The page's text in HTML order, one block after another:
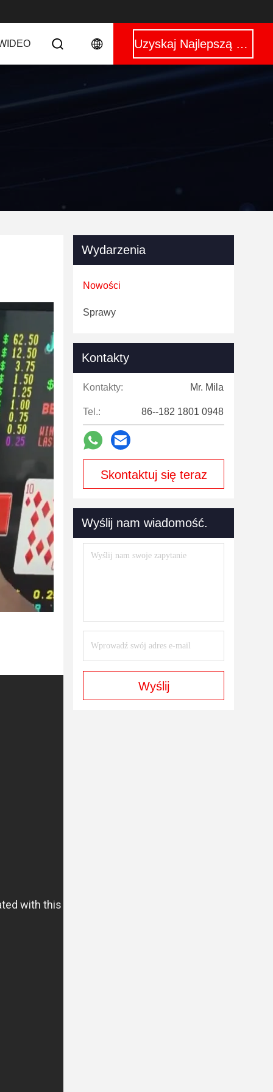
Uzyskaj Najlepszą Cenę
Wydarzenia
Nowości
Sprawy
Kontakty
Kontakty: Mr. Mila
Tel.: 86--182 1801 0948
Skontaktuj się teraz
Wyślij nam wiadomość.
Wyślij